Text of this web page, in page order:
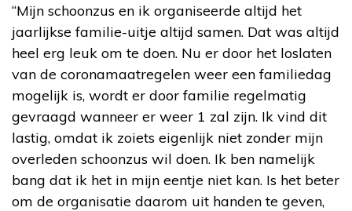
“Mijn schoonzus en ik organiseerde altijd het
jaarlijkse familie-uitje altijd samen. Dat was altijd
heel erg leuk om te doen. Nu er door het loslaten
van de coronamaatregelen weer een familiedag
mogelijk is, wordt er door familie regelmatig
gevraagd wanneer er weer 1 zal zijn. Ik vind dit
lastig, omdat ik zoiets eigenlijk niet zonder mijn
overleden schoonzus wil doen. Ik ben namelijk
bang dat ik het in mijn eentje niet kan. Is het beter
om de organisatie daarom uit handen te geven,